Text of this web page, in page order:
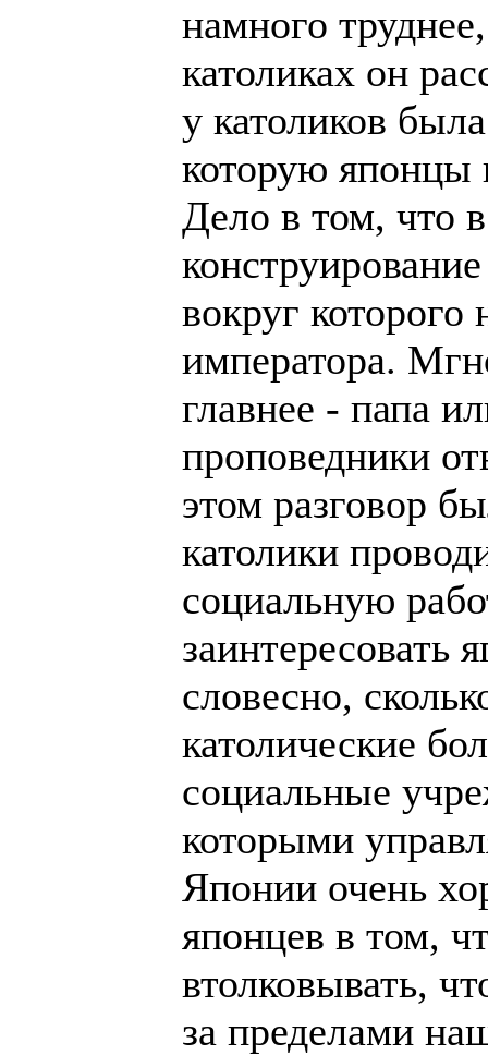
намного
католиках он
у католиков
которую японцы
Дело в том, что
вокруг
императора.
главнее - папа
проповедники
этом разговор
католики
социальную
заинтересовать
словесно,
католические
социальные
которыми
Японии очень
японцев в том,
втолковывать,
за пределами